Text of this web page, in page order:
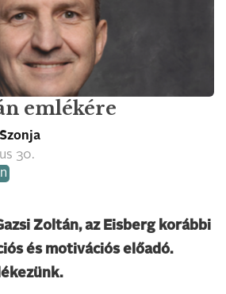
emlékére
30.
Zoltán, az Eisberg korábbi
és motivációs előadó.